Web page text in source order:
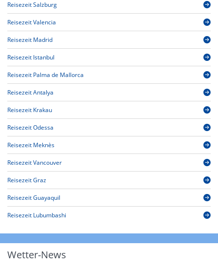
Reisezeit Salzburg
Reisezeit Valencia
Reisezeit Madrid
Reisezeit Istanbul
Reisezeit Palma de Mallorca
Reisezeit Antalya
Reisezeit Krakau
Reisezeit Odessa
Reisezeit Meknès
Reisezeit Vancouver
Reisezeit Graz
Reisezeit Guayaquil
Reisezeit Lubumbashi
Wetter-News